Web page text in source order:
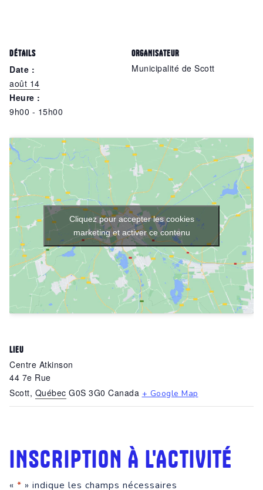
DÉTAILS
Date :
août 14
Heure :
9h00 - 15h00
ORGANISATEUR
Municipalité de Scott
LIEU
Centre Atkinson
44 7e Rue
Scott, Québec G0S 3G0 Canada + Google Map
Cliquez pour accepter les cookies
marketing et activer ce contenu
INSCRIPTION À L'ACTIVITÉ
« * » indique les champs nécessaires